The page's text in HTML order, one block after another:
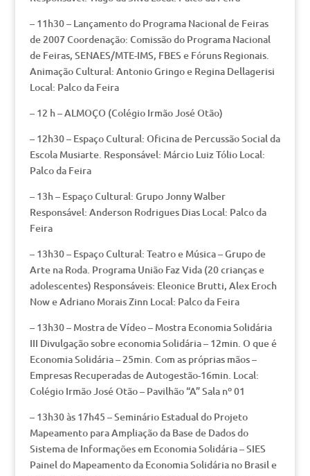
– 11h30 – Lançamento do Programa Nacional de Feiras
de 2007 Coordenação: Comissão do Programa Nacional
de Feiras, SENAES/MTE-IMS, FBES e Fóruns Regionais.
Animação Cultural: Antonio Gringo e Regina Dellagerisi
Local: Palco da Feira
– 12 h – ALMOÇO (Colégio Irmão José Otão)
– 12h30 – Espaço Cultural: Oficina de Percussão Social da
Escola Musiarte. Responsável: Márcio Luiz Tólio Local:
Palco da Feira
– 13h – Espaço Cultural: Grupo Jonny Walber
Responsável: Anderson Rodrigues Dias Local: Palco da
Feira
– 13h30 – Espaço Cultural: Teatro e Música – Grupo de
Arte na Roda. Programa União Faz Vida (20 crianças e
adolescentes) Responsáveis: Eleonice Brutti, Alex Eroch
Now e Adriano Morais Zinn Local: Palco da Feira
– 13h30 – Mostra de Vídeo – Mostra Economia Solidária
III Divulgação sobre economia Solidária – 12min. O que é
Economia Solidária – 25min. Com as próprias mãos –
Empresas Recuperadas de Autogestão-16min. Local:
Colégio Irmão José Otão – Pavilhão “A” Sala nº 01
– 13h30 às 17h45 – Seminário Estadual do Projeto
Mapeamento para Ampliação da Base de Dados do
Sistema de Informações em Economia Solidária – SIES
Painel do Mapeamento da Economia Solidária no Brasil e